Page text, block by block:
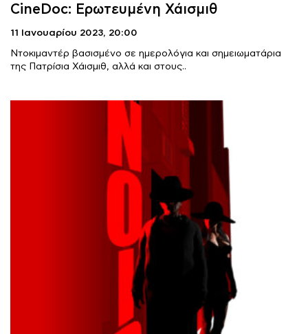
CineDoc: Ερωτευμένη Χάισμιθ
11 Ιανουαρίου 2023, 20:00
Ντοκιμαντέρ βασισμένο σε ημερολόγια και σημειωματάρια
της Πατρίσια Χάισμιθ, αλλά και στους..